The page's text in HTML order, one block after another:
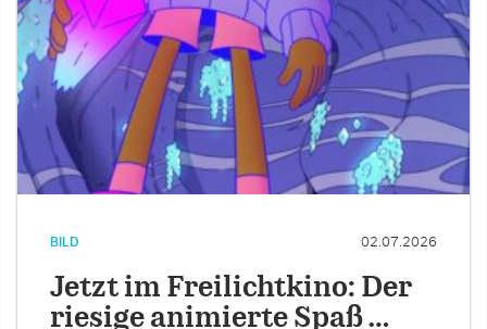
BILD 02.07.2026
Jetzt im Freilichtkino: Der
riesige animierte Spaß …